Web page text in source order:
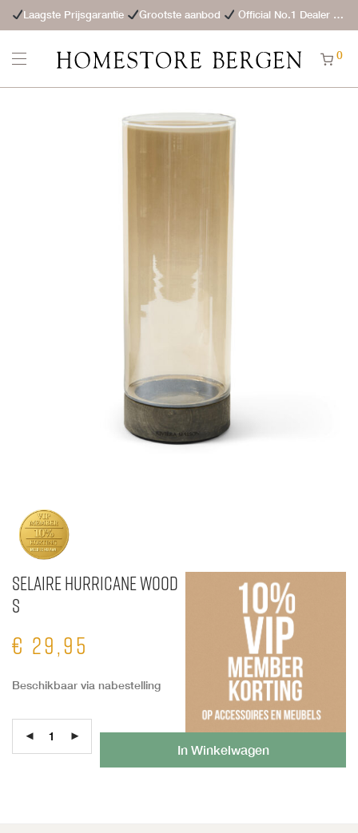
Laagste Prijsgarantie Grootste aanbod Official No.1 Dealer
0
Selaire Hurricane Wood
S
€ 29,95
Beschikbaar via nabestelling
In Winkelwagen